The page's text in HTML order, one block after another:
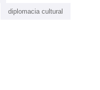
diplomacia cultural